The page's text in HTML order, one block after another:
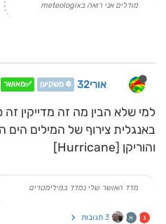
מודלים אני רואה בmeteologix
אורי32 ❄️ משקיען ✅מאושר
למי שלא הבין מה זה מדייקין
והוריקן [Hurricane]
מדד האושר שלי נמדד במילימטרים
ג א 3 תגובות